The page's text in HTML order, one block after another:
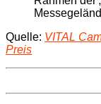
Quelle: VITAL
Preis